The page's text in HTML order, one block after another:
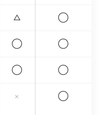
△ ◯
◯ ◯
◯ ◯
× ◯